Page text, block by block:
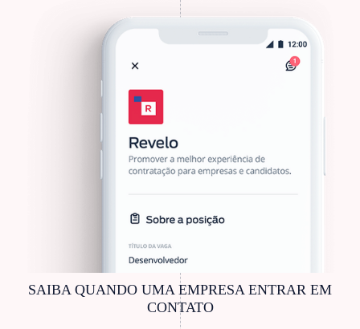
SAIBA QUANDO UMA EMPRESA ENTRAR EM
CONTATO